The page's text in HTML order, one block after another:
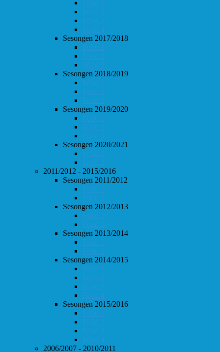
Follo 1
Follo 2
Follo 3
Follo 4
Sesongen 2017/2018
Follo 1
Follo 2
Follo 3
Sesongen 2018/2019
Follo 1
Follo 2
Follo 3
Sesongen 2019/2020
Follo 1
Follo 2
Follo 3
Sesongen 2020/2021
Follo 1
Follo 2
2011/2012 - 2015/2016
Sesongen 2011/2012
Follo 1
Follo 2
Sesongen 2012/2013
Follo 1
Follo 2
Sesongen 2013/2014
Follo 1
Follo 2
Sesongen 2014/2015
Follo 1
Follo 2
Follo 3
Follo 4
Sesongen 2015/2016
Follo 1
Follo 2
Follo 3
Follo 4
2006/2007 - 2010/2011